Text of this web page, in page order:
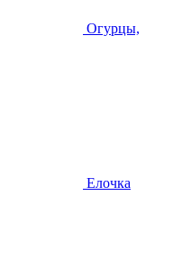
Огурцы,
Елочка